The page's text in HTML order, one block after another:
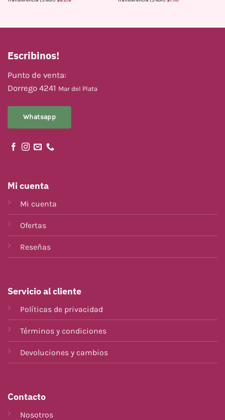
Escribinos!
Punto de venta:
Dorrego 4241 Mar del Plata
Whatsapp
Mi cuenta
Mi cuenta
Ofertas
Reseñas
Servicio al cliente
Políticas de privacidad
Términos y condiciones
Devoluciones y cambios
Contacto
Nosotros